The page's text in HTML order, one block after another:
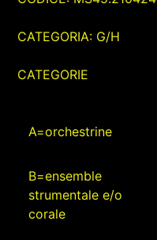
CATEGORIA: G/H
CATEGORIE
A=orchestrine
B=ensemble
strumentale e/o
corale